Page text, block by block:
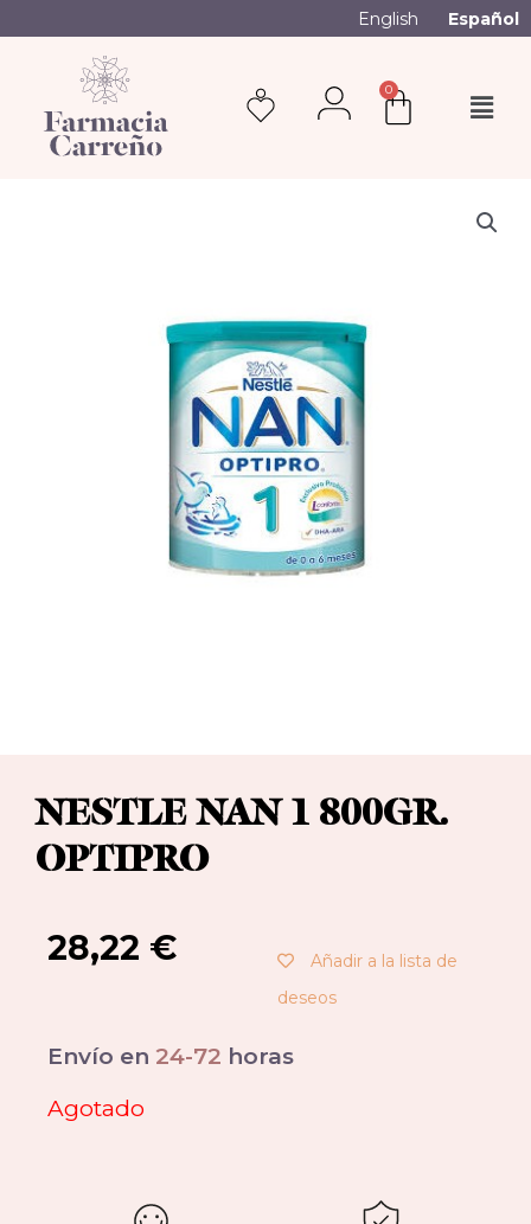
English Español
0
NESTLE NAN 1 800GR.
OPTIPRO
28,22 €
Añadir a la lista de
deseos
Envío en 24-72 horas
Agotado